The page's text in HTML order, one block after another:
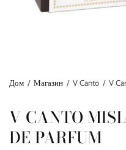
Дом / Магазин / V Canto / V
V CANTO
DE PARFUM